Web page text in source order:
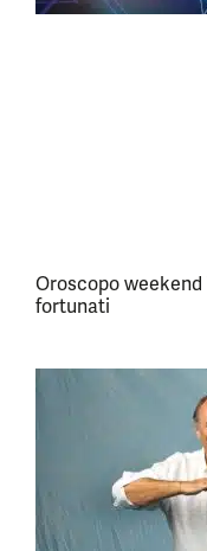
Oroscopo weekend
fortunati